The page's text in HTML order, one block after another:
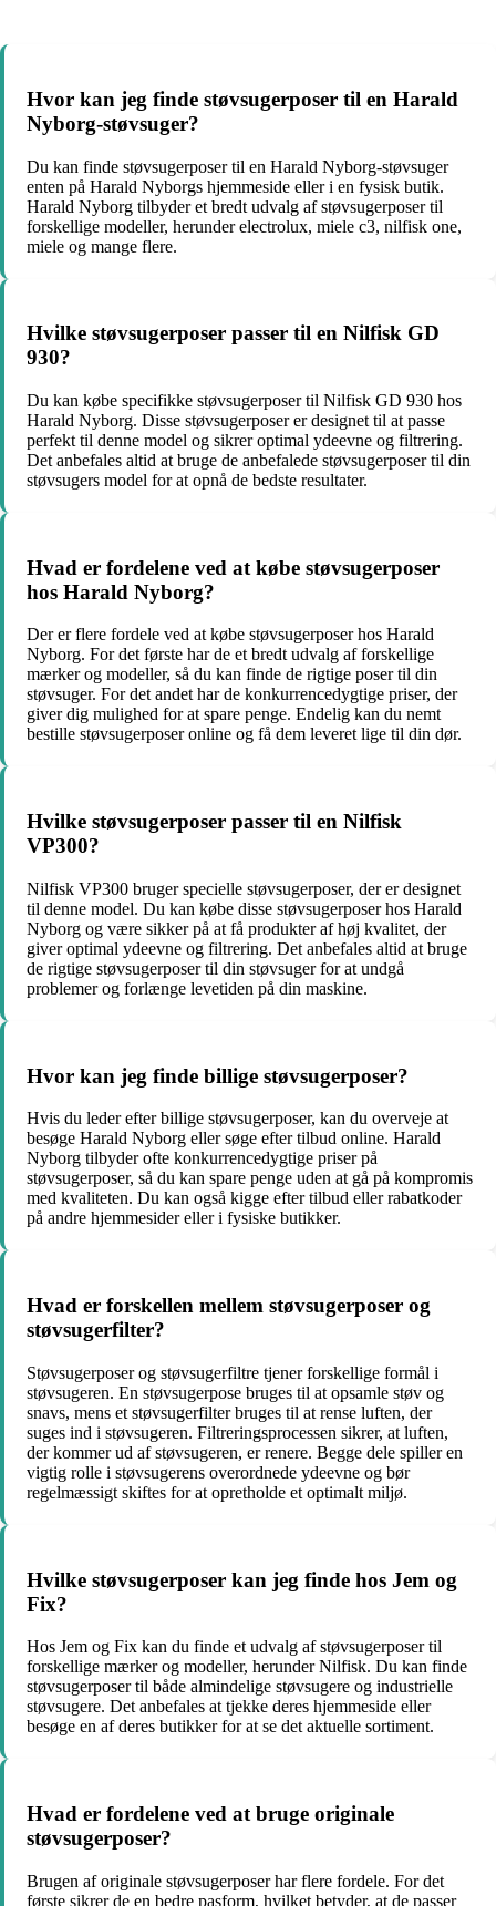
Hvor kan jeg finde støvsugerposer til en Harald
Nyborg-støvsuger?
Du kan finde støvsugerposer til en Harald Nyborg-støvsuger
enten på Harald Nyborgs hjemmeside eller i en fysisk butik.
Harald Nyborg tilbyder et bredt udvalg af støvsugerposer til
forskellige modeller, herunder electrolux, miele c3, nilfisk one,
miele og mange flere.
Hvilke støvsugerposer passer til en Nilfisk GD
930?
Du kan købe specifikke støvsugerposer til Nilfisk GD 930 hos
Harald Nyborg. Disse støvsugerposer er designet til at passe
perfekt til denne model og sikrer optimal ydeevne og filtrering.
Det anbefales altid at bruge de anbefalede støvsugerposer til din
støvsugers model for at opnå de bedste resultater.
Hvad er fordelene ved at købe støvsugerposer
hos Harald Nyborg?
Der er flere fordele ved at købe støvsugerposer hos Harald
Nyborg. For det første har de et bredt udvalg af forskellige
mærker og modeller, så du kan finde de rigtige poser til din
støvsuger. For det andet har de konkurrencedygtige priser, der
giver dig mulighed for at spare penge. Endelig kan du nemt
bestille støvsugerposer online og få dem leveret lige til din dør.
Hvilke støvsugerposer passer til en Nilfisk
VP300?
Nilfisk VP300 bruger specielle støvsugerposer, der er designet
til denne model. Du kan købe disse støvsugerposer hos Harald
Nyborg og være sikker på at få produkter af høj kvalitet, der
giver optimal ydeevne og filtrering. Det anbefales altid at bruge
de rigtige støvsugerposer til din støvsuger for at undgå
problemer og forlænge levetiden på din maskine.
Hvor kan jeg finde billige støvsugerposer?
Hvis du leder efter billige støvsugerposer, kan du overveje at
besøge Harald Nyborg eller søge efter tilbud online. Harald
Nyborg tilbyder ofte konkurrencedygtige priser på
støvsugerposer, så du kan spare penge uden at gå på kompromis
med kvaliteten. Du kan også kigge efter tilbud eller rabatkoder
på andre hjemmesider eller i fysiske butikker.
Hvad er forskellen mellem støvsugerposer og
støvsugerfilter?
Støvsugerposer og støvsugerfiltre tjener forskellige formål i
støvsugeren. En støvsugerpose bruges til at opsamle støv og
snavs, mens et støvsugerfilter bruges til at rense luften, der
suges ind i støvsugeren. Filtreringsprocessen sikrer, at luften,
der kommer ud af støvsugeren, er renere. Begge dele spiller en
vigtig rolle i støvsugerens overordnede ydeevne og bør
regelmæssigt skiftes for at opretholde et optimalt miljø.
Hvilke støvsugerposer kan jeg finde hos Jem og
Fix?
Hos Jem og Fix kan du finde et udvalg af støvsugerposer til
forskellige mærker og modeller, herunder Nilfisk. Du kan finde
støvsugerposer til både almindelige støvsugere og industrielle
støvsugere. Det anbefales at tjekke deres hjemmeside eller
besøge en af deres butikker for at se det aktuelle sortiment.
Hvad er fordelene ved at bruge originale
støvsugerposer?
Brugen af ​​originale støvsugerposer har flere fordele. For det
første sikrer de en bedre pasform, hvilket betyder, at de passer